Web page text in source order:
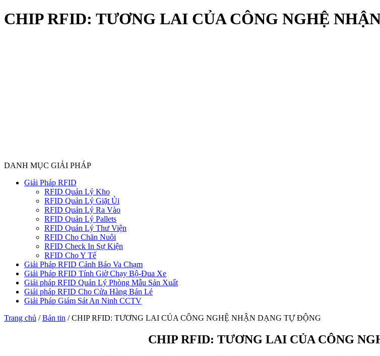
CHIP RFID: TƯƠNG LAI CỦA CÔNG NGHỆ
DANH MỤC GIẢI PHÁP
Giải Pháp RFID
RFID Quản Lý Kho
RFID Quản Lý Giặt Ủi
RFID Quản Lý Ra Vào
RFID Quản Lý Pallets
RFID Quản Lý Thư Viện
RFID Cho Chăn Nuôi
RFID Check In Sự Kiện
RFID Cho Y Tế
Giải Pháp RFID Cảnh Báo Va Chạm
Giải Pháp RFID Tính Giờ Chạy Bộ-Đua Xe
Giải pháp RFID Quản Lý Phòng Mẫu Sản Xuất
Giải pháp RFID Cho Cửa Hàng Bán Lẻ
Giải Pháp Giám Sát An Ninh CCTV
Trang chủ / Bản tin /CHIP RFID: TƯƠNG LAI CỦA CÔNG NGHỆ NHẬN DẠNG TỰ ĐỘNG
CHIP RFID: TƯƠNG LAI CỦA CÔNG